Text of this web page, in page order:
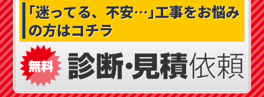
｢迷ってる、不安…｣工事をお悩み
の方はコチラ